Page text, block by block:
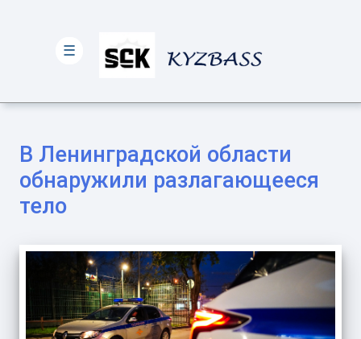
В Ленинградской области
обнаружили разлагающееся
тело
☰